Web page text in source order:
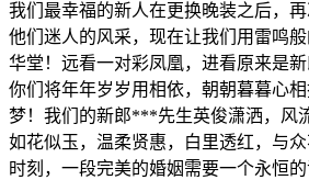
我们最幸福的新人在更换晚装之后，
他们迷人的风采，现在让我们用雷鸣
华堂！远看一对彩凤凰，进看原来是新
你们将年年岁岁用相依，朝朝暮暮心
梦！我们的新郎***先生英俊潇洒，风
如花似玉，温柔贤惠，白里透红，与
时刻，一段完美的婚姻需要一个永恒的